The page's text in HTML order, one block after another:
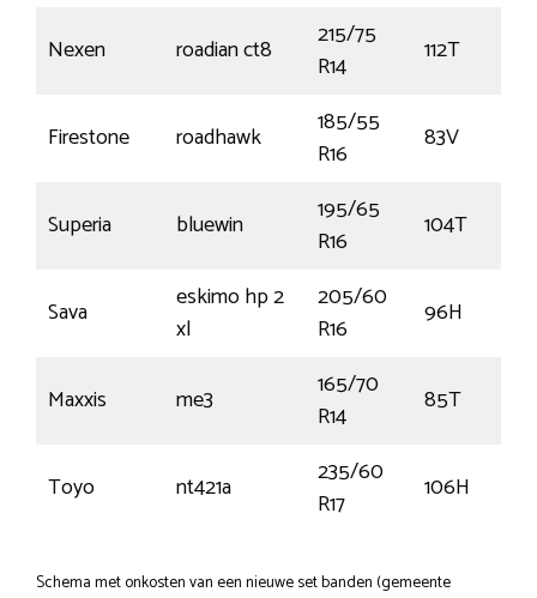
Nexen roadian ct8
215/75
R14
112T
Firestone roadhawk
185/55
R16
83V
Superia bluewin
195/65
R16
104T
Sava
eskimo hp 2
xl
205/60
R16
96H
Maxxis me3
165/70
R14
85T
Toyo nt421a
235/60
R17
106H
Schema met onkosten van een nieuwe set banden (gemeente